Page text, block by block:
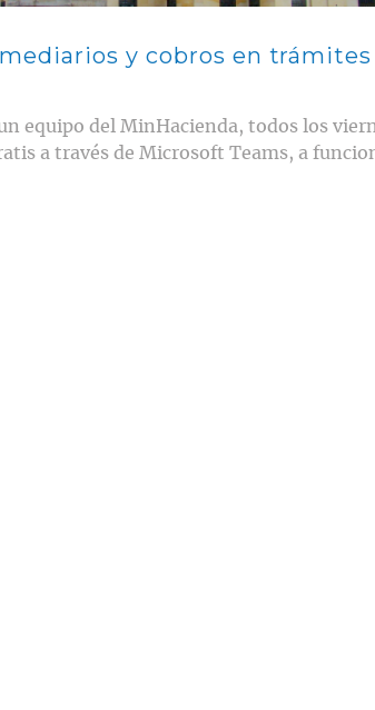
y cobros en
equipo del MinHacienda, todos los
a través de Microsoft Teams, a